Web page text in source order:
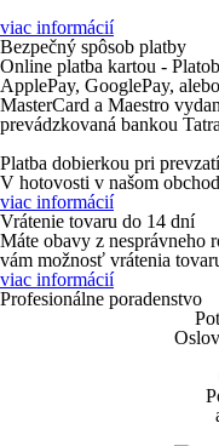
viac informácií
Bezpečný spôsob platby
Online platba kartou -
ApplePay, GooglePay,
MasterCard a Maestro
prevádzkovaná bankou
Platba dobierkou pri
V hotovosti v našom
viac informácií
Vrátenie tovaru do 14 dní
Máte obavy z nesprávneho
vám možnosť vrátenia
viac informácií
Profesionálne poradenstvo